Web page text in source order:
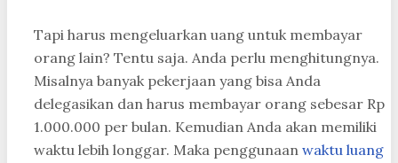
Tapi harus mengeluarkan uang untuk membayar
orang lain? Tentu saja. Anda perlu menghitungnya.
Misalnya banyak pekerjaan yang bisa Anda
delegasikan dan harus membayar orang sebesar Rp
1.000.000 per bulan. Kemudian Anda akan memiliki
waktu lebih longgar. Maka penggunaan waktu luang